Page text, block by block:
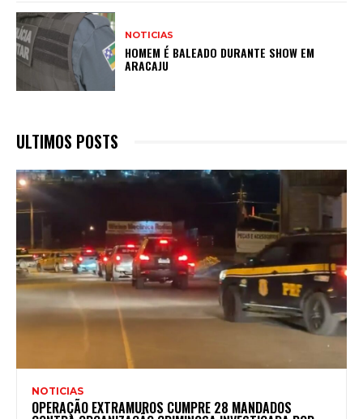
NOTICIAS
HOMEM É BALEADO DURANTE SHOW EM
ARACAJU
ULTIMOS POSTS
NOTICIAS
OPERAÇÃO EXTRAMUROS CUMPRE 28 MANDADOS